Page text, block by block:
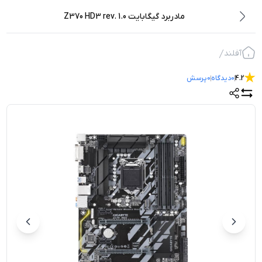
مادربرد گیگابایت Z370 HD3 rev. 1.0
آفلند
4.2
0دیدگاه0پرسش